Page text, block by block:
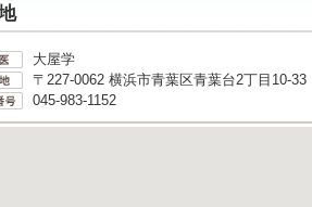
大屋学
〒227-0062 横浜市青葉区青葉台2丁目10-33
045-983-1152